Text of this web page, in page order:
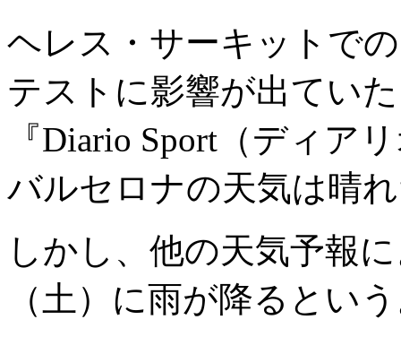
ヘレス・サーキットで
テストに影響が出てい
『Diario Sport（ディア
バルセロナの天気は晴
しかし、他の天気予報
（土）に雨が降るとい